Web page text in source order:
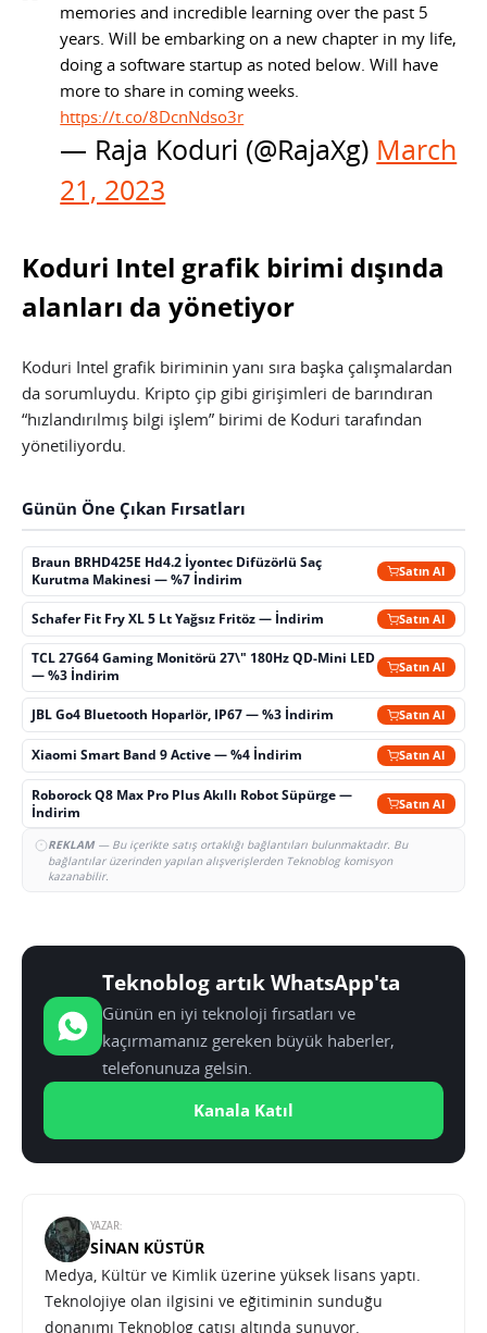
memories and incredible learning over the past 5
years. Will be embarking on a new chapter in my life,
doing a software startup as noted below. Will have
more to share in coming weeks.
https://t.co/8DcnNdso3r
— Raja Koduri (@RajaXg) March
21, 2023
Koduri Intel grafik birimi dışında
alanları da yönetiyor
Koduri Intel grafik biriminin yanı sıra başka çalışmalardan
da sorumluydu. Kripto çip gibi girişimleri de barındıran
“hızlandırılmış bilgi işlem” birimi de Koduri tarafından
yönetiliyordu.
Günün Öne Çıkan Fırsatları
Braun BRHD425E Hd4.2 İyontec Difüzörlü Saç
Kurutma Makinesi — %7 İndirim
Satın Al
Schafer Fit Fry XL 5 Lt Yağsız Fritöz — İndirim Satın Al
TCL 27G64 Gaming Monitörü 27\" 180Hz QD-Mini LED
— %3 İndirim
Satın Al
JBL Go4 Bluetooth Hoparlör, IP67 — %3 İndirim Satın Al
Xiaomi Smart Band 9 Active — %4 İndirim Satın Al
Roborock Q8 Max Pro Plus Akıllı Robot Süpürge —
İndirim
Satın Al
REKLAM— Bu içerikte satış ortaklığı bağlantıları bulunmaktadır. Bu
bağlantılar üzerinden yapılan alışverişlerden Teknoblog komisyon
kazanabilir.
Teknoblog artık WhatsApp'ta
Günün en iyi teknoloji fırsatları ve
kaçırmamanız gereken büyük haberler,
telefonunuza gelsin.
Kanala Katıl
YAZAR:
SINAN KÜSTÜR
Medya, Kültür ve Kimlik üzerine yüksek lisans yaptı.
Teknolojiye olan ilgisini ve eğitiminin sunduğu
donanımı Teknoblog çatısı altında sunuyor.